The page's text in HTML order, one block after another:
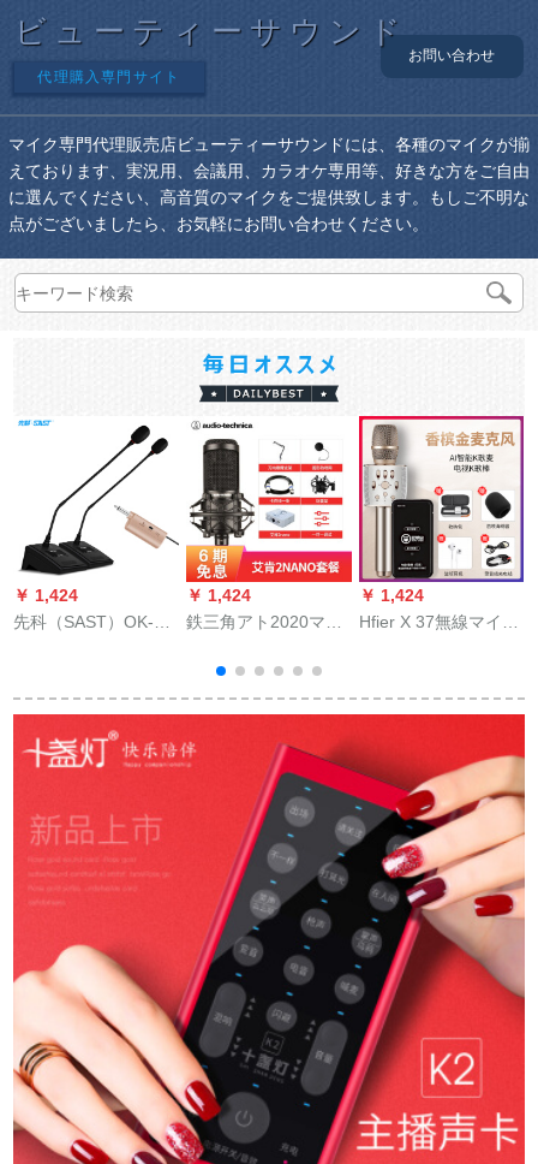
ビューティーサウンド
代理購入専門サイト
お問い合わせ
マイク専門代理販売店ビューティーサウンドには、各種のマイクが揃
えております、実況用、会議用、カラオケ専用等、好きな方をご自由
に選んでください、高音質のマイクをご提供致します。もしご不明な
点がございましたら、お気軽にお問い合わせください。
￥ 1,424
先科（SAST）OK-32
と、無線のガチーユ
がネットのマイクが
二デビュー式のマイ
￥ 1,424
鉄三角アト2020マイ
录音录音オーストリ
アディック·サウンド
ラック
￥ 1,424
Hfier X 37無線マイク
無線Bluetoothマイク
ンを歌うこと。